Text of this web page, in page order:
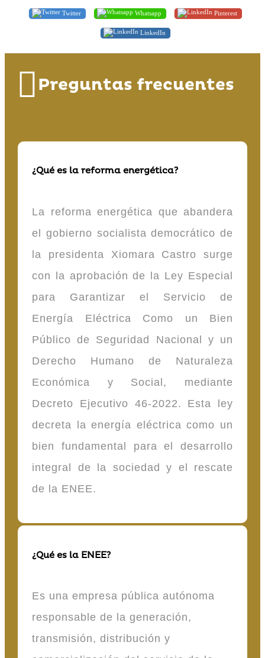
Twitter Whatsapp Pinterest
LinkedIn
Preguntas frecuentes
¿Qué es la reforma energética?
La reforma energética que abandera
el gobierno socialista democrático de
la presidenta Xiomara Castro surge
con la aprobación de la Ley Especial
para Garantizar el Servicio de
Energía Eléctrica Como un Bien
Público de Seguridad Nacional y un
Derecho Humano de Naturaleza
Económica y Social, mediante
Decreto Ejecutivo 46-2022. Esta ley
decreta la energía eléctrica como un
bien fundamental para el desarrollo
integral de la sociedad y el rescate
de la ENEE.
¿Qué es la ENEE?
Es una empresa pública autónoma
responsable de la generación,
transmisión, distribución y